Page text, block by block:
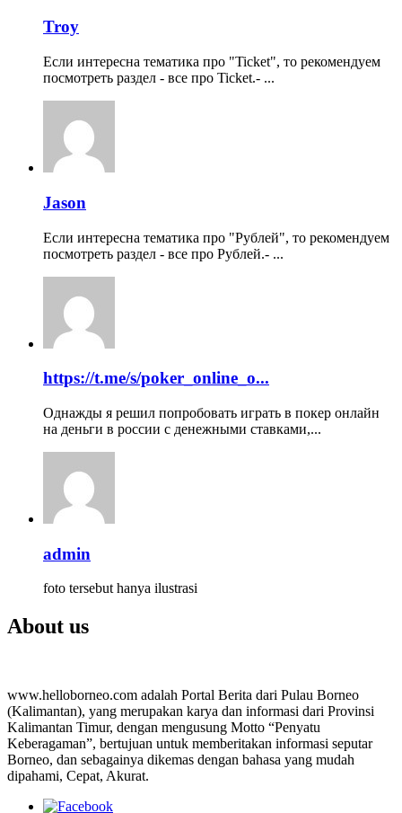
Troy
Если интересна тематика про "Ticket", то рекомендуем
посмотреть раздел - все про Ticket.- ...
Jason
Если интересна тематика про "Рублей", то рекомендуем
посмотреть раздел - все про Рублей.- ...
https://t.me/s/poker_online_o...
Однажды я решил попробовать играть в покер онлайн
на деньги в россии с денежными ставками,...
admin
foto tersebut hanya ilustrasi
About us
www.helloborneo.com adalah Portal Berita dari Pulau Borneo
(Kalimantan), yang merupakan karya dan informasi dari Provinsi
Kalimantan Timur, dengan mengusung Motto “Penyatu
Keberagaman”, bertujuan untuk memberitakan informasi seputar
Borneo, dan sebagainya dikemas dengan bahasa yang mudah
dipahami, Cepat, Akurat.